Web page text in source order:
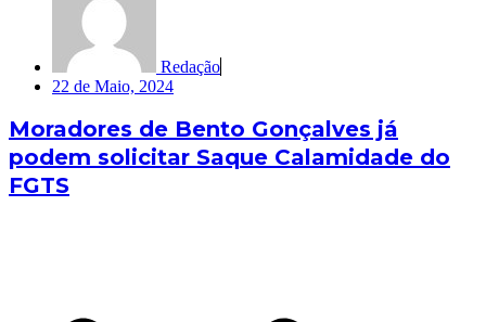
Redação
22 de Maio, 2024
Moradores de Bento Gonçalves já
podem solicitar Saque Calamidade do
FGTS